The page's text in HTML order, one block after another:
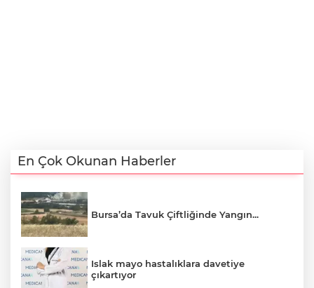
En Çok Okunan Haberler
Bursa’da Tavuk Çiftliğinde Yangın...
Islak mayo hastalıklara davetiye
çıkartıyor